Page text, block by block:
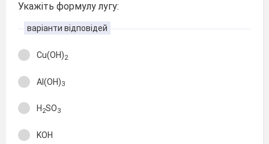
Укажіть формулу лугу:
варіанти відповідей
Cu(OH)2
Al(OH)3
H 2SO3
KOH